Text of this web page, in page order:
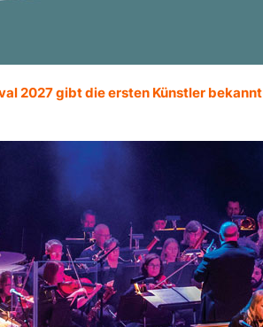
2027 gibt die ersten Künstler bekannt